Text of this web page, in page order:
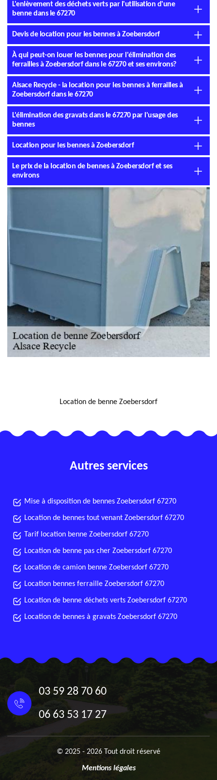
L'enlèvement des déchets verts par l'utilisation d'une
benne dans le 67270
Devis de location pour les bennes à Zoebersdorf
À qui peut-on louer les bennes pour l'élimination des
ferrailles à Zoebersdorf dans le 67270 et ses environs?
Alsace Recycle - la location pour les bennes à ferrailles à
Zoebersdorf dans le 67270
L'élimination des gravats dans le 67270 par l'usage des
bennes
Location pour les bennes à Zoebersdorf
Le prix de la location de bennes à Zoebersdorf et ses
environs
Location de benne Zoebersdorf
Autres services
Mise à disposition de bennes Zoebersdorf 67270
Location de bennes tout venant Zoebersdorf 67270
Tarif location benne Zoebersdorf 67270
Location de benne pas cher Zoebersdorf 67270
Location de camion benne Zoebersdorf 67270
Location bennes ferraille Zoebersdorf 67270
Location de benne déchets verts Zoebersdorf 67270
Location de bennes à gravats Zoebersdorf 67270
03 59 28 70 60
06 63 53 17 27
© 2025 - 2026 Tout droit réservé
Mentions légales